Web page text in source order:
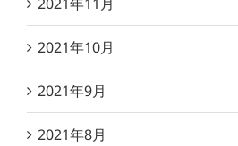
2021年10月
2021年9月
2021年8月